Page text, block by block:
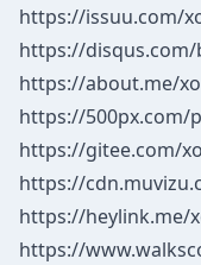
https://issuu.com/
https://
https://about.me/
https://500px.com/
https://gitee.com/
https://
https://heylink.me/
https://